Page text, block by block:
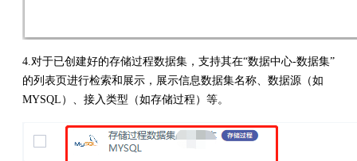
4.对于已创建好的存储过程数据集，支持其在“数据中心-数据集”
的列表页进行检索和展示，展示信息数据集名称、数据源（如
MYSQL）、接入类型（如存储过程）等。